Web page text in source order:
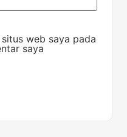
web saya pada
saya